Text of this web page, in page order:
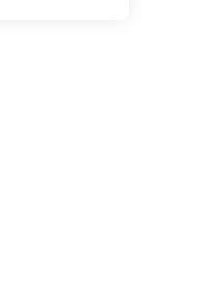
监督机制等
安全、公共
数字经济发